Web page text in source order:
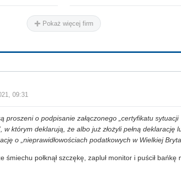
Pokaż więcej firm
09:31
proszeni o podpisanie załączonego „certyfikatu sytuacji
w którym deklarują, że albo już złożyli pełną deklarację
o „nieprawidłowościach podatkowych w Wielkiej
śmiechu połknął szczękę, zapluł monitor i puścił bańkę